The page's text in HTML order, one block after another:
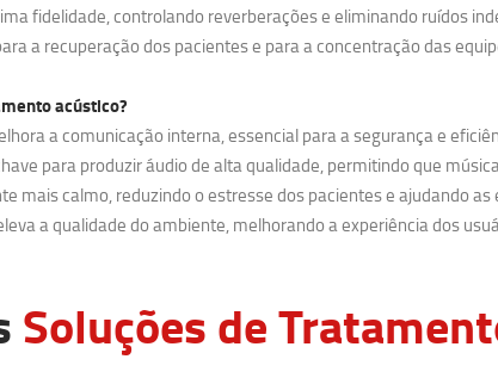
fidelidade, controlando reverberações e eliminando ruídos
a recuperação dos pacientes e para a concentração das
acústico?
a comunicação interna, essencial para a segurança e
para produzir áudio de alta qualidade, permitindo que
mais calmo, reduzindo o estresse dos pacientes e ajudando
a qualidade do ambiente, melhorando a experiência dos
Soluções de